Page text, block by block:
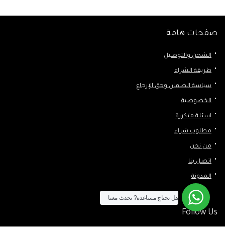
صفحات هامة
الشحن والتوصيل
طريقة الشراء
سياسة الضمان وحق الإرجاع
الخصوصية
اسئلة متكررة
مطلوب شراء
من نحن
اتصل بنا
المدونة
Follow Us
هل تحتاج مساعدة? تحدث معنا